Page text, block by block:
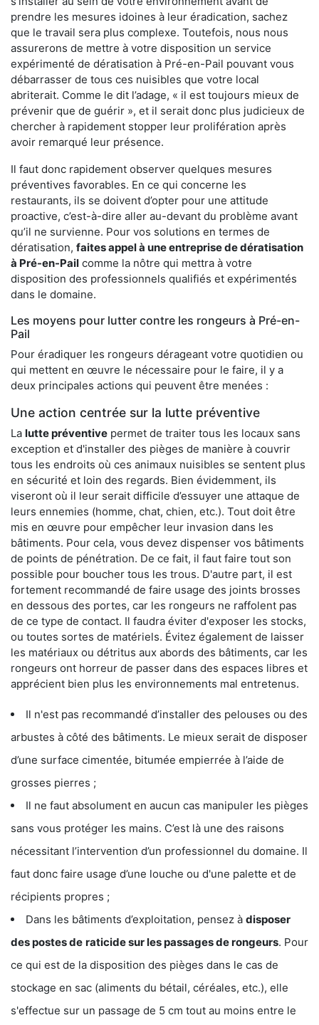
prendre les mesures idoines à leur éradication, sachez
que le travail sera plus complexe. Toutefois, nous nous
assurerons de mettre à votre disposition un service
expérimenté de dératisation à Pré-en-Pail pouvant vous
débarrasser de tous ces nuisibles que votre local
abriterait. Comme le dit l’adage, « il est toujours mieux de
prévenir que de guérir », et il serait donc plus judicieux de
chercher à rapidement stopper leur prolifération après
avoir remarqué leur présence.
Il faut donc rapidement observer quelques mesures
préventives favorables. En ce qui concerne les
restaurants, ils se doivent d’opter pour une attitude
proactive, c’est-à-dire aller au-devant du problème avant
qu’il ne survienne. Pour vos solutions en termes de
dératisation, faites appel à une entreprise de dératisation
à Pré-en-Pail comme la nôtre qui mettra à votre
disposition des professionnels qualifiés et expérimentés
dans le domaine.
Les moyens pour lutter contre les rongeurs à Pré-en-
Pail
Pour éradiquer les rongeurs dérageant votre quotidien ou
qui mettent en œuvre le nécessaire pour le faire, il y a
deux principales actions qui peuvent être menées :
Une action centrée sur la lutte préventive
La lutte préventive permet de traiter tous les locaux sans
exception et d'installer des pièges de manière à couvrir
tous les endroits où ces animaux nuisibles se sentent plus
en sécurité et loin des regards. Bien évidemment, ils
viseront où il leur serait difficile d’essuyer une attaque de
leurs ennemies (homme, chat, chien, etc.). Tout doit être
mis en œuvre pour empêcher leur invasion dans les
bâtiments. Pour cela, vous devez dispenser vos bâtiments
de points de pénétration. De ce fait, il faut faire tout son
possible pour boucher tous les trous. D'autre part, il est
fortement recommandé de faire usage des joints brosses
en dessous des portes, car les rongeurs ne raffolent pas
de ce type de contact. Il faudra éviter d'exposer les stocks,
ou toutes sortes de matériels. Évitez également de laisser
les matériaux ou détritus aux abords des bâtiments, car les
rongeurs ont horreur de passer dans des espaces libres et
apprécient bien plus les environnements mal entretenus.
Il n'est pas recommandé d’installer des pelouses ou des
arbustes à côté des bâtiments. Le mieux serait de disposer
d’une surface cimentée, bitumée empierrée à l’aide de
grosses pierres ;
Il ne faut absolument en aucun cas manipuler les pièges
sans vous protéger les mains. C’est là une des raisons
nécessitant l’intervention d’un professionnel du domaine. Il
faut donc faire usage d’une louche ou d'une palette et de
récipients propres ;
Dans les bâtiments d’exploitation, pensez à disposer
des postes de raticide sur les passages de rongeurs. Pour
ce qui est de la disposition des pièges dans le cas de
stockage en sac (aliments du bétail, céréales, etc.), elle
s'effectue sur un passage de 5 cm tout au moins entre le